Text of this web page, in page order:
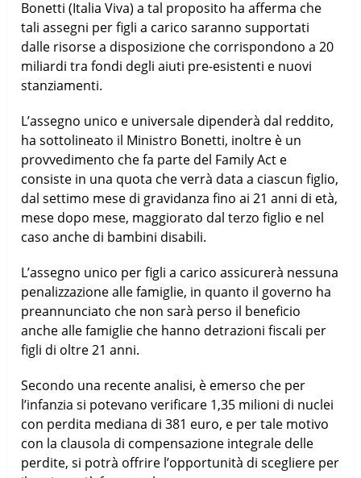
Bonetti (Italia Viva) a tal proposito ha afferma che
tali assegni per figli a carico saranno supportati
dalle risorse a disposizione che corrispondono a 20
miliardi tra fondi degli aiuti pre-esistenti e nuovi
stanziamenti.
L’assegno unico e universale dipenderà dal reddito,
ha sottolineato il Ministro Bonetti, inoltre è un
provvedimento che fa parte del Family Act e
consiste in una quota che verrà data a ciascun figlio,
dal settimo mese di gravidanza fino ai 21 anni di età,
mese dopo mese, maggiorato dal terzo figlio e nel
caso anche di bambini disabili.
L’assegno unico per figli a carico assicurerà nessuna
penalizzazione alle famiglie, in quanto il governo ha
preannunciato che non sarà perso il beneficio
anche alle famiglie che hanno detrazioni fiscali per
figli di oltre 21 anni.
Secondo una recente analisi, è emerso che per
l’infanzia si potevano verificare 1,35 milioni di nuclei
con perdita mediana di 381 euro, e per tale motivo
con la clausola di compensazione integrale delle
perdite, si potrà offrire l’opportunità di scegliere per